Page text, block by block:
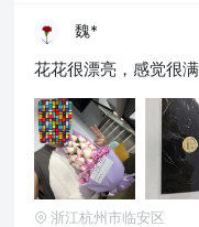
魏*
花花很漂亮，感觉很
浙江杭州市临安区